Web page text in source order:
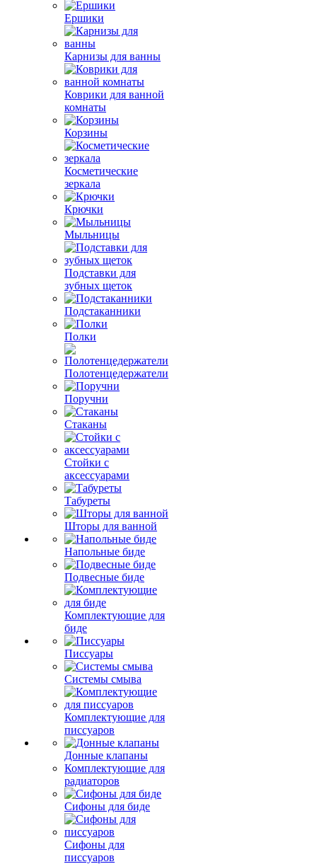
Ершики
Карнизы для ванны
Коврики для ванной
комнаты
Корзины
Косметические
зеркала
Крючки
Мыльницы
Подставки для
зубных щеток
Подстаканники
Полки
Полотенцедержатели
Поручни
Стаканы
Стойки с
аксессуарами
Табуреты
Шторы для ванной
Напольные биде
Подвесные биде
Комплектующие для
биде
Писсуары
Системы смыва
Комплектующие для
писсуаров
Донные клапаны
Комплектующие для
радиаторов
Сифоны для биде
Сифоны для
писсуаров